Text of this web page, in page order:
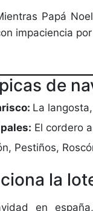
Papá
impaciencia
de
La
El cordero
Pestiños,
la
en españa,